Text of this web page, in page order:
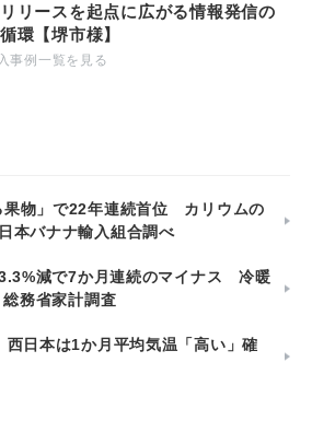
リースを起点に広がる情報発信の
環【堺市様】
事例一覧を見る
果物」で22年連続首位 カリウムの
本バナナ輸入組合調べ
減で7か月連続のマイナス 冷暖
務省家計調査
日本は1か月平均気温「高い」確